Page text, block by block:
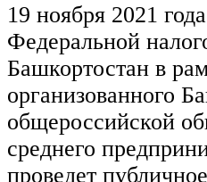
19 ноября 2021
Федеральной
Башкортостан в
организованного
общероссийской
среднего
проведет